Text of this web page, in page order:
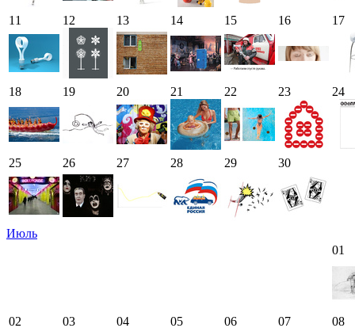
11 12 13 14 15 16 17
18 19 20 21 22 23 24
25 26 27 28 29 30
Июль
01
02 03 04 05 06 07 08